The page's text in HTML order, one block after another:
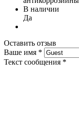
В наличии
Да
Оставить отзыв
Ваше имя *
Текст сообщения *